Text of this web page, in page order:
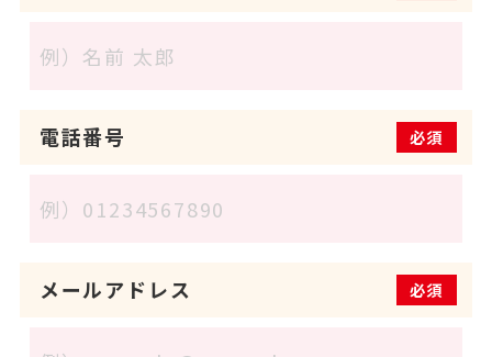
電話番号 必須
メールアドレス 必須